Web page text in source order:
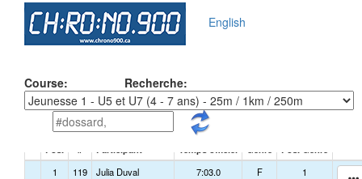
English
Course: Recherche:
1
119 Julia Duval 7:03.0 F 1